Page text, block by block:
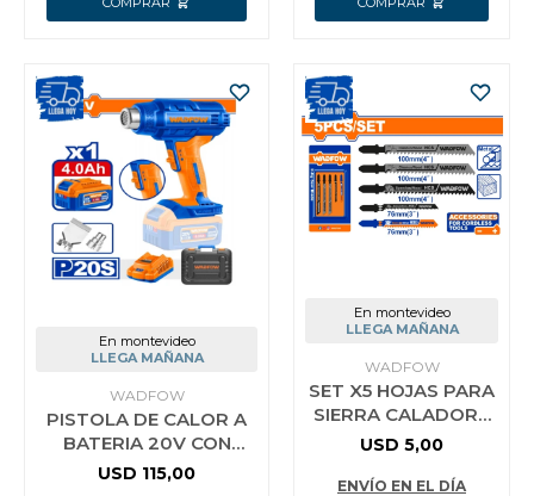
En montevideo
LLEGA MAÑANA
WADFOW
PISTOLA DE CALOR A
BATERIA 20V CON
BATERIA 4.0AH +
USD 115,00
En montevideo
LLEGA MAÑANA
WADFOW
SET X5 HOJAS PARA
SIERRA CALADORA
WADFOW WJB5K51
USD 5,00
ENVÍO EN EL DÍA